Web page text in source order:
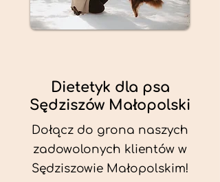
Dietetyk dla psa
Sędziszów Małopolski
Dołącz do grona naszych
zadowolonych klientów w
Sędziszowie Małopolskim!